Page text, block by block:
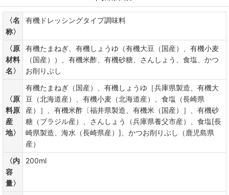
〈名
称〉
有機ドレッシングタイプ調味料
〈原
材料
名〉
有機たまねぎ、有機しょうゆ（有機大豆（国産）、有機小麦
（国産））、有機米酢、有機砂糖、さんしょう、食塩、かつ
お削りぶし
〈原
料原
産
地〉
有機たまねぎ（国産）、有機しょうゆ［兵庫県製造、有機大
豆（北海道産）、有機小麦（北海道産）、食塩（長崎県
産）］、有機米酢〔福井県製造、有機米（国産）］、有機砂
糖（ブラジル産）、さんしょう（兵庫県養父市産）、食塩[長
崎県製造、海水（長崎県産）]、かつお削りぶし（鹿児島県
産）
〈内
容
量〉
200ml